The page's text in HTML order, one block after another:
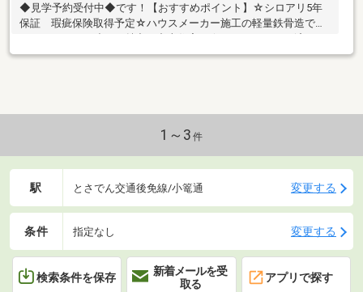
◆見学予約受付中◆です！【おすすめポイント】☆シロアリ5年
保証 瑕疵保険取得予定☆ハウスメーカー施工の軽量鉄骨造で、
め、きれいな状態で新生活を始められます。☆間取りはゆとりあ
庭付きなので、ガーデニングや家庭菜園、お子さまの遊び場とし
ても活用可能。【周辺環境】・大篠小学校2200ｍ（徒歩約28
1～3 件
駅 とさでん交通後免線/小篭通 変更する
条件 指定なし 変更する
検索条件を保存
新着メールを受
取る
アプリで探す